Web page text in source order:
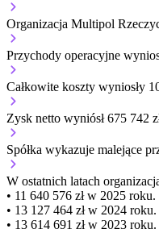
Organizacja Multipol
Przychody operacyjne
Całkowite koszty wyniosły
Zysk netto wyniósł 675 742
Spółka wykazuje malejące
W ostatnich latach
• 11 640 576 zł w 2025 roku.
• 13 127 464 zł w 2024 roku.
• 13 614 691 zł w 2023 roku.